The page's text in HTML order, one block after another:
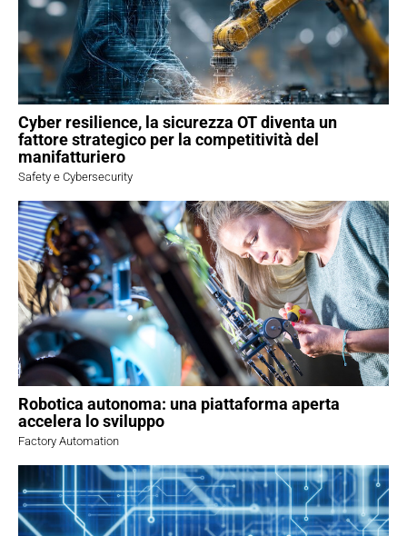
Cyber resilience, la sicurezza OT diventa un
fattore strategico per la competitività del
manifatturiero
Safety e Cybersecurity
Robotica autonoma: una piattaforma aperta
accelera lo sviluppo
Factory Automation